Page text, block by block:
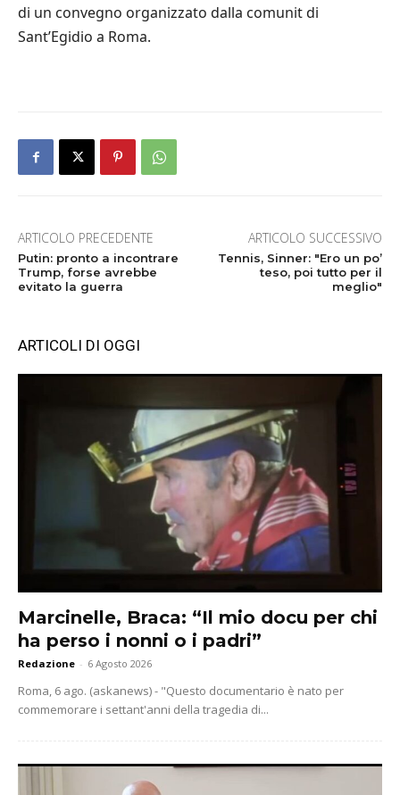
di un convegno organizzato dalla comunit di
Sant’Egidio a Roma.
ARTICOLO PRECEDENTE
Putin: pronto a incontrare
Trump, forse avrebbe
evitato la guerra
ARTICOLO SUCCESSIVO
Tennis, Sinner: "Ero un po’
teso, poi tutto per il
meglio"
ARTICOLI DI OGGI
Marcinelle, Braca: “Il mio docu per chi
ha perso i nonni o i padri”
Redazione - 6 Agosto 2026
Roma, 6 ago. (askanews) - "Questo documentario è nato per
commemorare i settant'anni della tragedia di...